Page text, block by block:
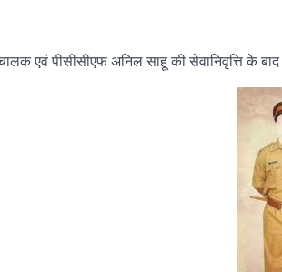
एवं पीसीसीएफ अनिल साहू की सेवानिवृत्ति के बाद